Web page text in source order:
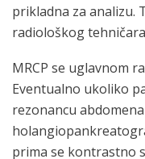
prikladna za analizu.
radiološkog
MRCP se uglavnom
Eventualno ukoliko
rezonancu
prima se kontrastno